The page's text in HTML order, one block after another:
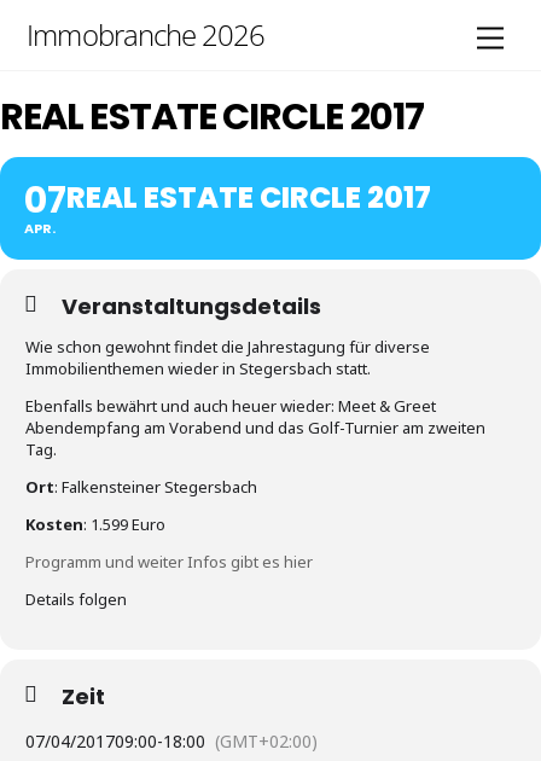
Immobranche 2026
REAL ESTATE CIRCLE 2017
07
APR.
REAL ESTATE CIRCLE 2017
Veranstaltungsdetails
Wie schon gewohnt findet die Jahrestagung für diverse
Immobilienthemen wieder in Stegersbach statt.
Ebenfalls bewährt und auch heuer wieder: Meet & Greet
Abendempfang am Vorabend und das Golf-Turnier am zweiten
Tag.
Ort: Falkensteiner Stegersbach
Kosten: 1.599 Euro
Programm und weiter Infos gibt es hier
Details folgen
Zeit
07/04/201709:00-18:00 (GMT+02:00)